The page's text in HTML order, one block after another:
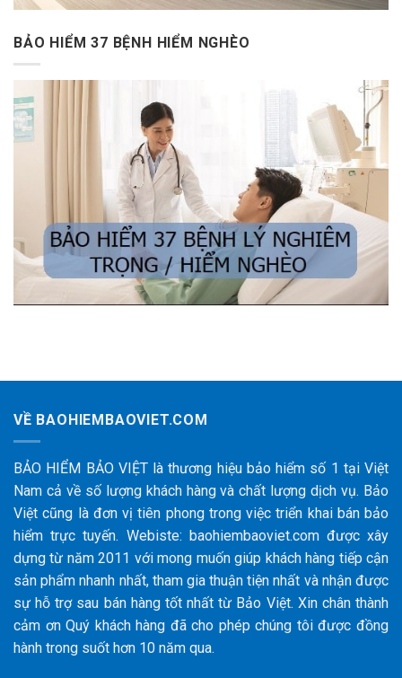
BẢO HIỂM 37 BỆNH HIỂM NGHÈO
VỀ BAOHIEMBAOVIET.COM
BẢO HIỂM BẢO VIỆT là thương hiệu bảo hiểm số 1 tại Việt
Nam cả về số lượng khách hàng và chất lượng dịch vụ. Bảo
Việt cũng là đơn vị tiên phong trong việc triển khai bán bảo
hiểm trực tuyến. Webiste: baohiembaoviet.com được xây
dựng từ năm 2011 với mong muốn giúp khách hàng tiếp cận
sản phẩm nhanh nhất, tham gia thuận tiện nhất và nhận được
sự hỗ trợ sau bán hàng tốt nhất từ Bảo Việt. Xin chân thành
cảm ơn Quý khách hàng đã cho phép chúng tôi được đồng
hành trong suốt hơn 10 năm qua.